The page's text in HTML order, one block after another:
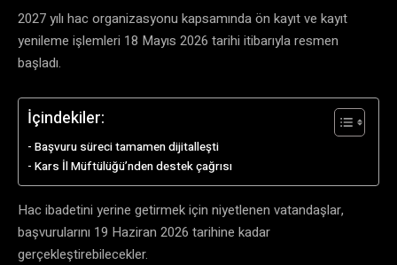
2027 yılı hac organizasyonu kapsamında ön kayıt ve kayıt
yenileme işlemleri 18 Mayıs 2026 tarihi itibarıyla resmen
başladı.
İçindekiler:
​Başvuru süreci tamamen dijitalleşti
​Kars İl Müftülüğü’nden destek çağrısı
​Hac ibadetini yerine getirmek için niyetlenen vatandaşlar,
başvurularını 19 Haziran 2026 tarihine kadar
gerçekleştirebilecekler.